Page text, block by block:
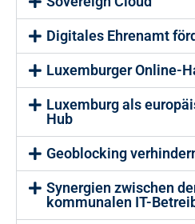
Digitales Ehrenamt
Luxemburger Online-
Luxemburg als
Hub
Geoblocking
Synergien zwischen
kommunalen IT-